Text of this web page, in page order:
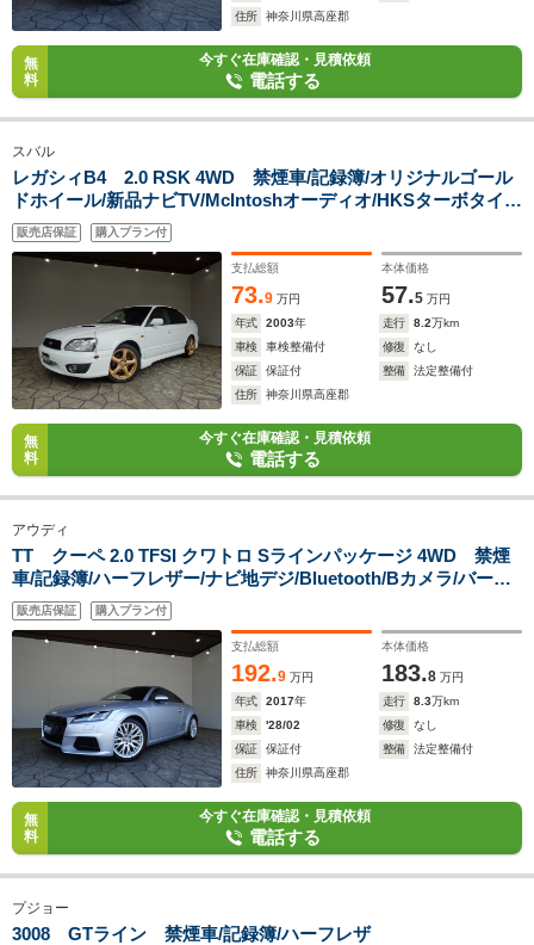
住所
神奈川県高座郡
無
料
今すぐ在庫確認・見積依頼
電話する
スバル
レガシィB4 2.0 RSK 4WD 禁煙車/記録簿/オリジナルゴール
ドホイール/新品ナビTV/McIntoshオーディオ/HKSターボタイマ
ー/momoステアリング/HID/ETC/キーレス/スペアキー/スポーツ
シフト/パワーシート/トランクスポイラー/オートエアコン/FOG/
販売店保証 購入プラン付
支払総額
73.9 万円
本体価格
57.5 万円
年式
2003年 走行 8.2万km
車検
車検整備付 修復
なし
保証
保証付 整備
法定整備付
住所
神奈川県高座郡
無
料
今すぐ在庫確認・見積依頼
電話する
アウディ
TT クーペ 2.0 TFSI クワトロ Sラインパッケージ 4WD 禁煙
車/記録簿/ハーフレザー/ナビ地デジ/Bluetooth/Bカメラ/バーチ
ャルコックピット/LED/ETC/スマートキー/スペアキー/クルーズ
コントロール/パドルシフト/オートホールド/オートライト/アイ
ドリングストップ/18AW/
販売店保証 購入プラン付
支払総額
192.9 万円
本体価格
183.8 万円
年式
2017年 走行 8.3万km
車検
'28/02 修復
なし
保証
保証付 整備
法定整備付
住所
神奈川県高座郡
無
料
今すぐ在庫確認・見積依頼
電話する
プジョー
3008 GTライン 禁煙車/記録簿/ハーフレザ